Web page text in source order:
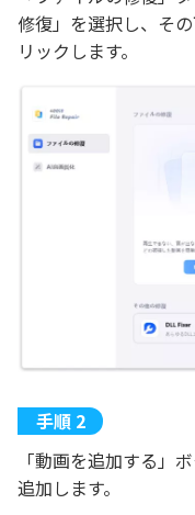
修復」を選択し、そ
リックします。
「動画を追加する」
追加します。